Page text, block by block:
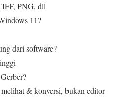
PNG, dll
11?
dari software?
& konversi, bukan editor